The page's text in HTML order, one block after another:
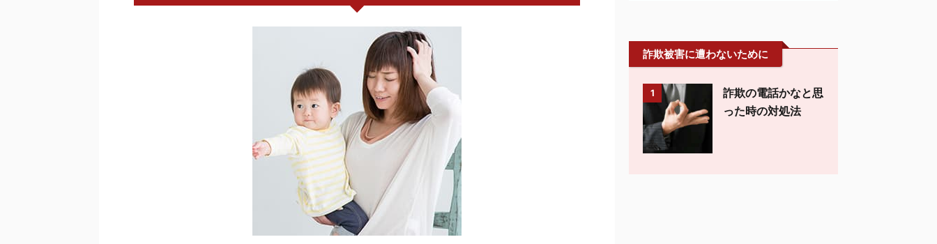
詐欺被害に遭わないために
1
詐欺の電話かなと思
った時の対処法